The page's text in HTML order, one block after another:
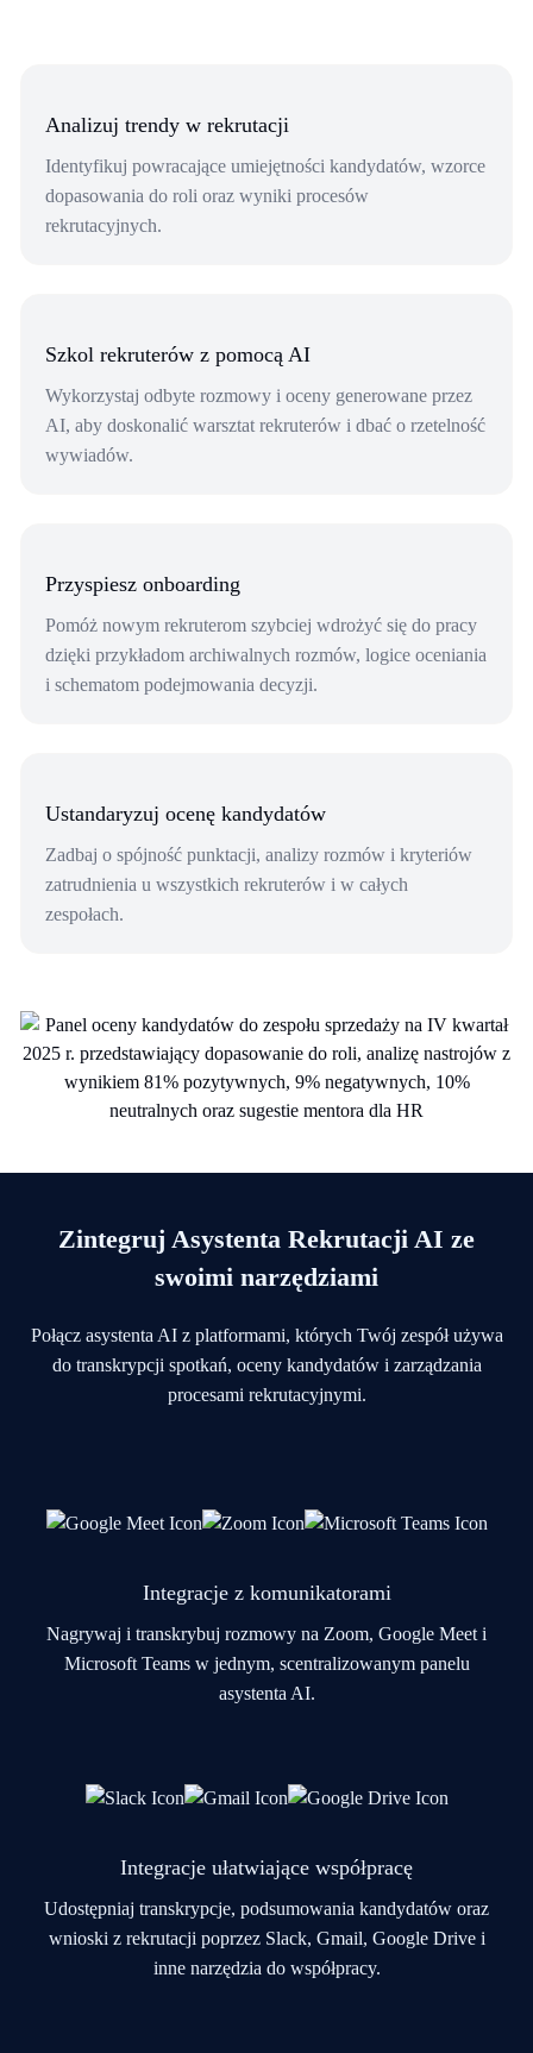
Analizuj trendy w rekrutacji
Identyfikuj powracające umiejętności kandydatów, wzorce
dopasowania do roli oraz wyniki procesów
rekrutacyjnych.
Szkol rekruterów z pomocą AI
Wykorzystaj odbyte rozmowy i oceny generowane przez
AI, aby doskonalić warsztat rekruterów i dbać o rzetelność
wywiadów.
Przyspiesz onboarding
Pomóż nowym rekruterom szybciej wdrożyć się do pracy
dzięki przykładom archiwalnych rozmów, logice oceniania
i schematom podejmowania decyzji.
Ustandaryzuj ocenę kandydatów
Zadbaj o spójność punktacji, analizy rozmów i kryteriów
zatrudnienia u wszystkich rekruterów i w całych
zespołach.
Zintegruj Asystenta Rekrutacji AI ze
swoimi narzędziami
Połącz asystenta AI z platformami, których Twój zespół używa
do transkrypcji spotkań, oceny kandydatów i zarządzania
procesami rekrutacyjnymi.
Integracje z komunikatorami
Nagrywaj i transkrybuj rozmowy na Zoom, Google Meet i
Microsoft Teams w jednym, scentralizowanym panelu
asystenta AI.
Integracje ułatwiające współpracę
Udostępniaj transkrypcje, podsumowania kandydatów oraz
wnioski z rekrutacji poprzez Slack, Gmail, Google Drive i
inne narzędzia do współpracy.